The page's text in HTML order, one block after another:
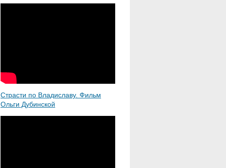
Страсти по Владиславу. Фильм
Ольги Дубинской